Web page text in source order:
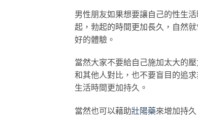
男性朋友如果想要讓自己的性生
起，勃起的時間更加長久，自然
好的體驗。
當然大家不要給自己施加太大的
和其他人對比，也不要盲目的追
生活時間更加持久。
當然也可以藉助壯陽藥來增加持